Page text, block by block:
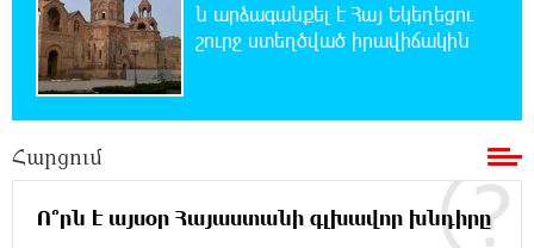
20:51:38 8-08-2026
Զելենսկին ու Վուչիչը քննարկել են
համագործակցությունն ընդլայնելու
հնարավորությունները
20:33:21 8-08-2026
Հրդեհի ահազանգ Սայաթ-Նովա
ն արձագանքել է Հայ Եկեղեցու
շուրջ ստեղծված իրավիճակին
Հարցում
Ո՞րն է այսօր Հայաստանի գլխավոր խնդիրը